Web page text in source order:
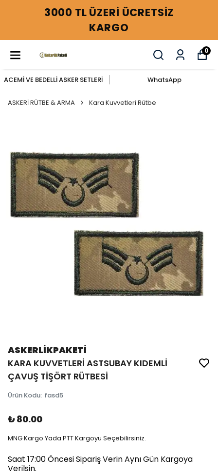
3000 TL ÜZERİ ÜCRETSİZ
KARGO
0
ACEMİ VE BEDELLİ ASKER SETLERİ WhatsApp
ASKERİ RÜTBE & ARMA Kara Kuvvetleri Rütbe
ASKERLİKPAKETİ
KARA KUVVETLERİ ASTSUBAY KIDEMLİ
ÇAVUŞ TİŞÖRT RÜTBESİ
Ürün Kodu: fasd5
₺ 80.00
MNG Kargo Yada PTT Kargoyu Seçebilirsiniz.
Saat 17:00 Öncesi Sipariş Verin Aynı Gün Kargoya
Verilsin.